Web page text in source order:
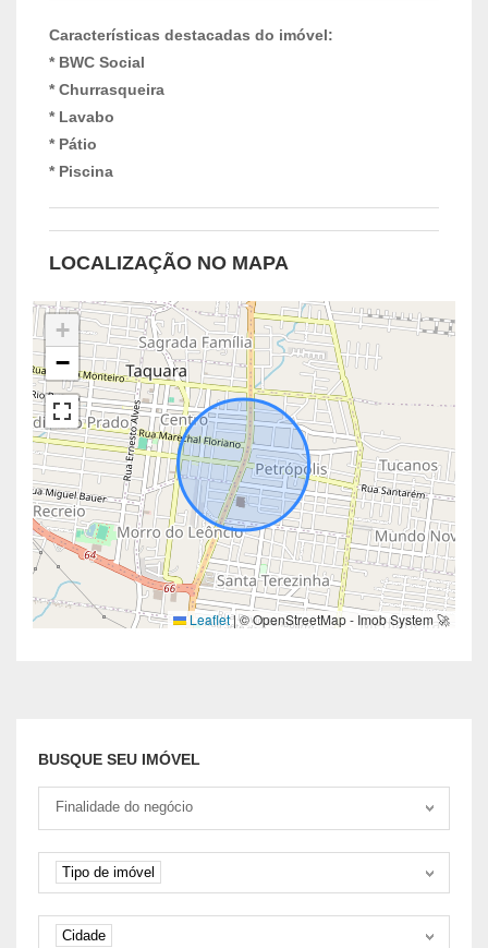
Características destacadas do imóvel:
* BWC Social
* Churrasqueira
* Lavabo
* Pátio
* Piscina
LOCALIZAÇÃO NO MAPA
+
−
Leaflet|© OpenStreetMap - Imob System 🚀
BUSQUE SEU IMÓVEL
Tipo negociação
Finalidade do negócio
Tipo de imóvel
Tipo de imóvel
Cidade
Cidade